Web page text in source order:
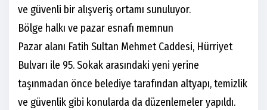
ve güvenli bir alışveriş ortamı sunuluyor.
Bölge halkı ve pazar esnafı memnun
Pazar alanı Fatih Sultan Mehmet Caddesi, Hürriyet
Bulvarı ile 95. Sokak arasındaki yeni yerine
taşınmadan önce belediye tarafından altyapı, temizlik
ve güvenlik gibi konularda da düzenlemeler yapıldı.